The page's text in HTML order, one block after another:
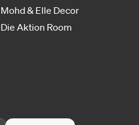
Mohd & Elle Decor
Die Aktion Room